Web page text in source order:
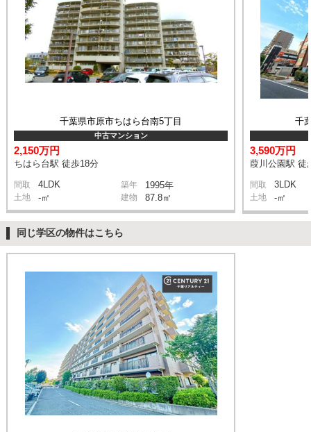
千葉県市原市ちはら台南5丁目
中古マンション
2,150万円
ちはら台駅 徒歩18分
間取 4LDK 築年 1995年
土地 -㎡ 建物 87.8㎡
千
3,590万円
葭川公園駅 徒
間取 3LDK
土地 -㎡
同じ学区の物件はこちら